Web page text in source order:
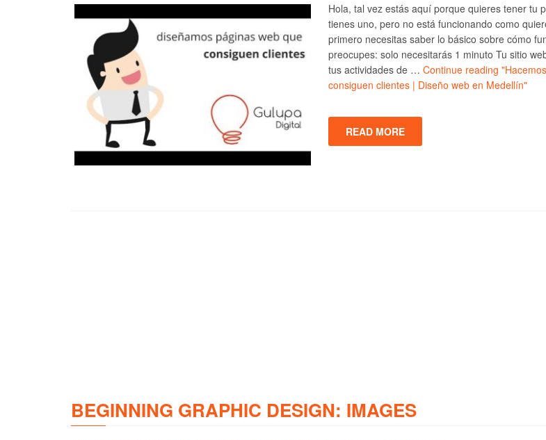
Hola, tal vez estás aquí porque quieres tener tu
tienes uno, pero no está funcionando como
primero necesitas saber lo básico sobre cómo
preocupes: solo necesitarás 1 minuto Tu sitio
tus actividades de … Continue reading
consiguen clientes | Diseño web en Medellín"
READ MORE
BEGINNING GRAPHIC DESIGN: IMAGES